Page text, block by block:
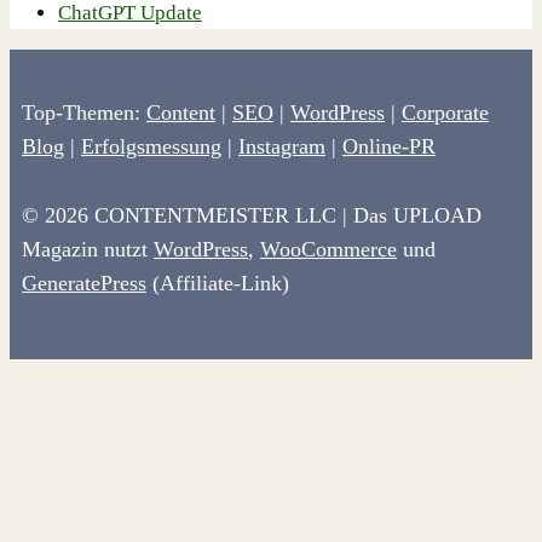
ChatGPT Update
Top-Themen: Content | SEO | WordPress | Corporate
Blog | Erfolgsmessung | Instagram | Online-PR
© 2026 CONTENTMEISTER LLC | Das UPLOAD
Magazin nutzt WordPress, WooCommerce und
GeneratePress (Affiliate-Link)